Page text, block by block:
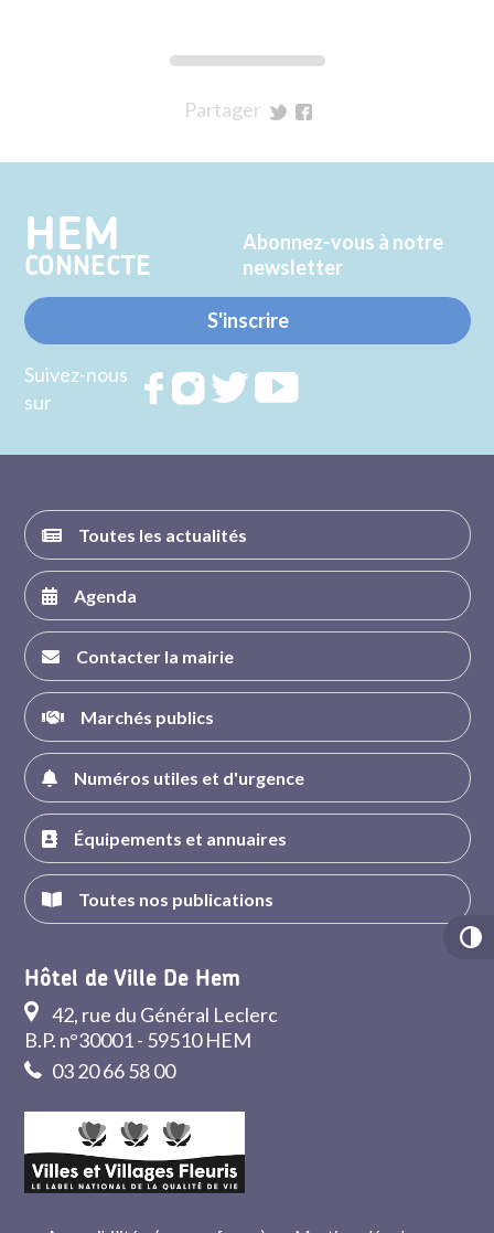
Partager
Twitter
Facebook
HEM
CONNECTE
Abonnez-vous à notre
newsletter
S'inscrire
Suivez-nous
sur
RejoignezRejoignezRejoignez
Toutes les actualités
Agenda
Contacter la mairie
Marchés publics
Numéros utiles et d'urgence
Équipements et annuaires
Toutes nos publications
Hôtel de Ville De Hem
42, rue du Général Leclerc
B.P. n°30001 - 59510 HEM
03 20 66 58 00